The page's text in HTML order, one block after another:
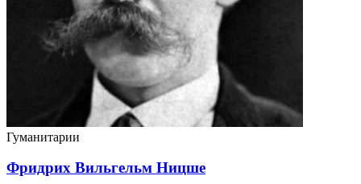
Гуманитарии
Фридрих Вильгельм Ницше